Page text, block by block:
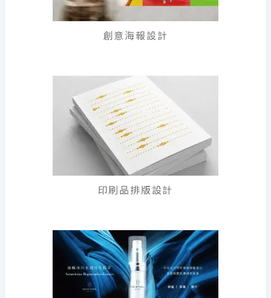
創意海報設計
印刷品排版設計